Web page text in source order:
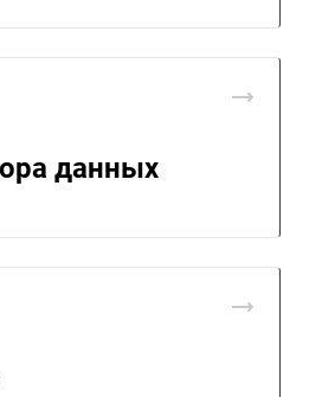
данных